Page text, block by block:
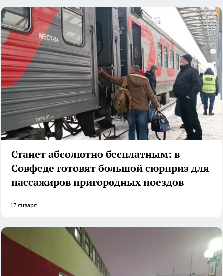
Станет абсолютно бесплатным: в
Совфеде готовят большой сюрприз для
пассажиров пригородных поездов
17 января